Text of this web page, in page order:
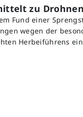
zu
Fund einer
wegen der
Herbeiführens